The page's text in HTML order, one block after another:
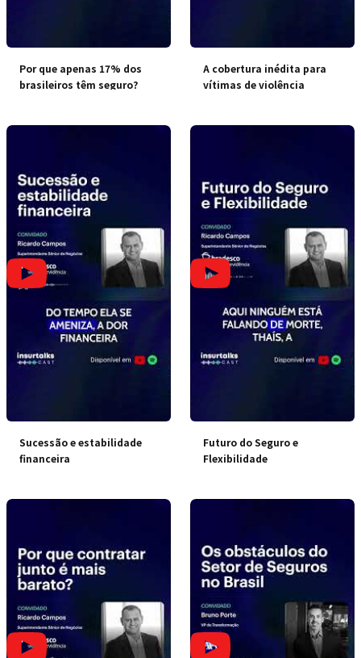
Por que apenas 17% dos
brasileiros têm seguro?
A cobertura inédita para
vítimas de violência
Sucessão e estabilidade
financeira
Futuro do Seguro e
Flexibilidade